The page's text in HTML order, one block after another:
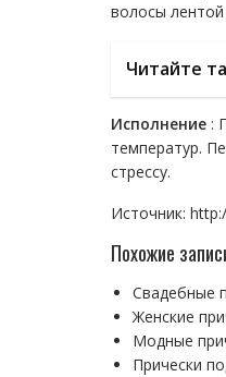
волосы лентой
Читайте
Исполнение :
температур.
стрессу.
Источник:
Похожие
Свадебные
Женские
Модные
Прически